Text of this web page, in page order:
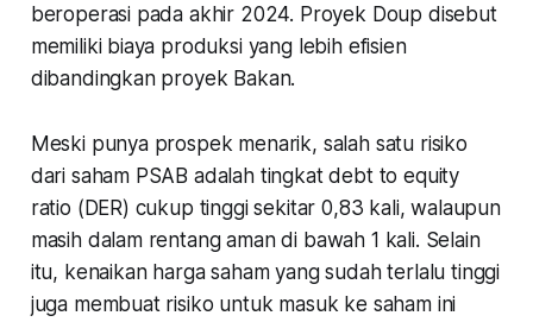
beroperasi pada akhir 2024. Proyek Doup disebut
memiliki biaya produksi yang lebih efisien
dibandingkan proyek Bakan.
Meski punya prospek menarik, salah satu risiko
dari saham PSAB adalah tingkat debt to equity
ratio (DER) cukup tinggi sekitar 0,83 kali, walaupun
masih dalam rentang aman di bawah 1 kali. Selain
itu, kenaikan harga saham yang sudah terlalu tinggi
juga membuat risiko untuk masuk ke saham ini